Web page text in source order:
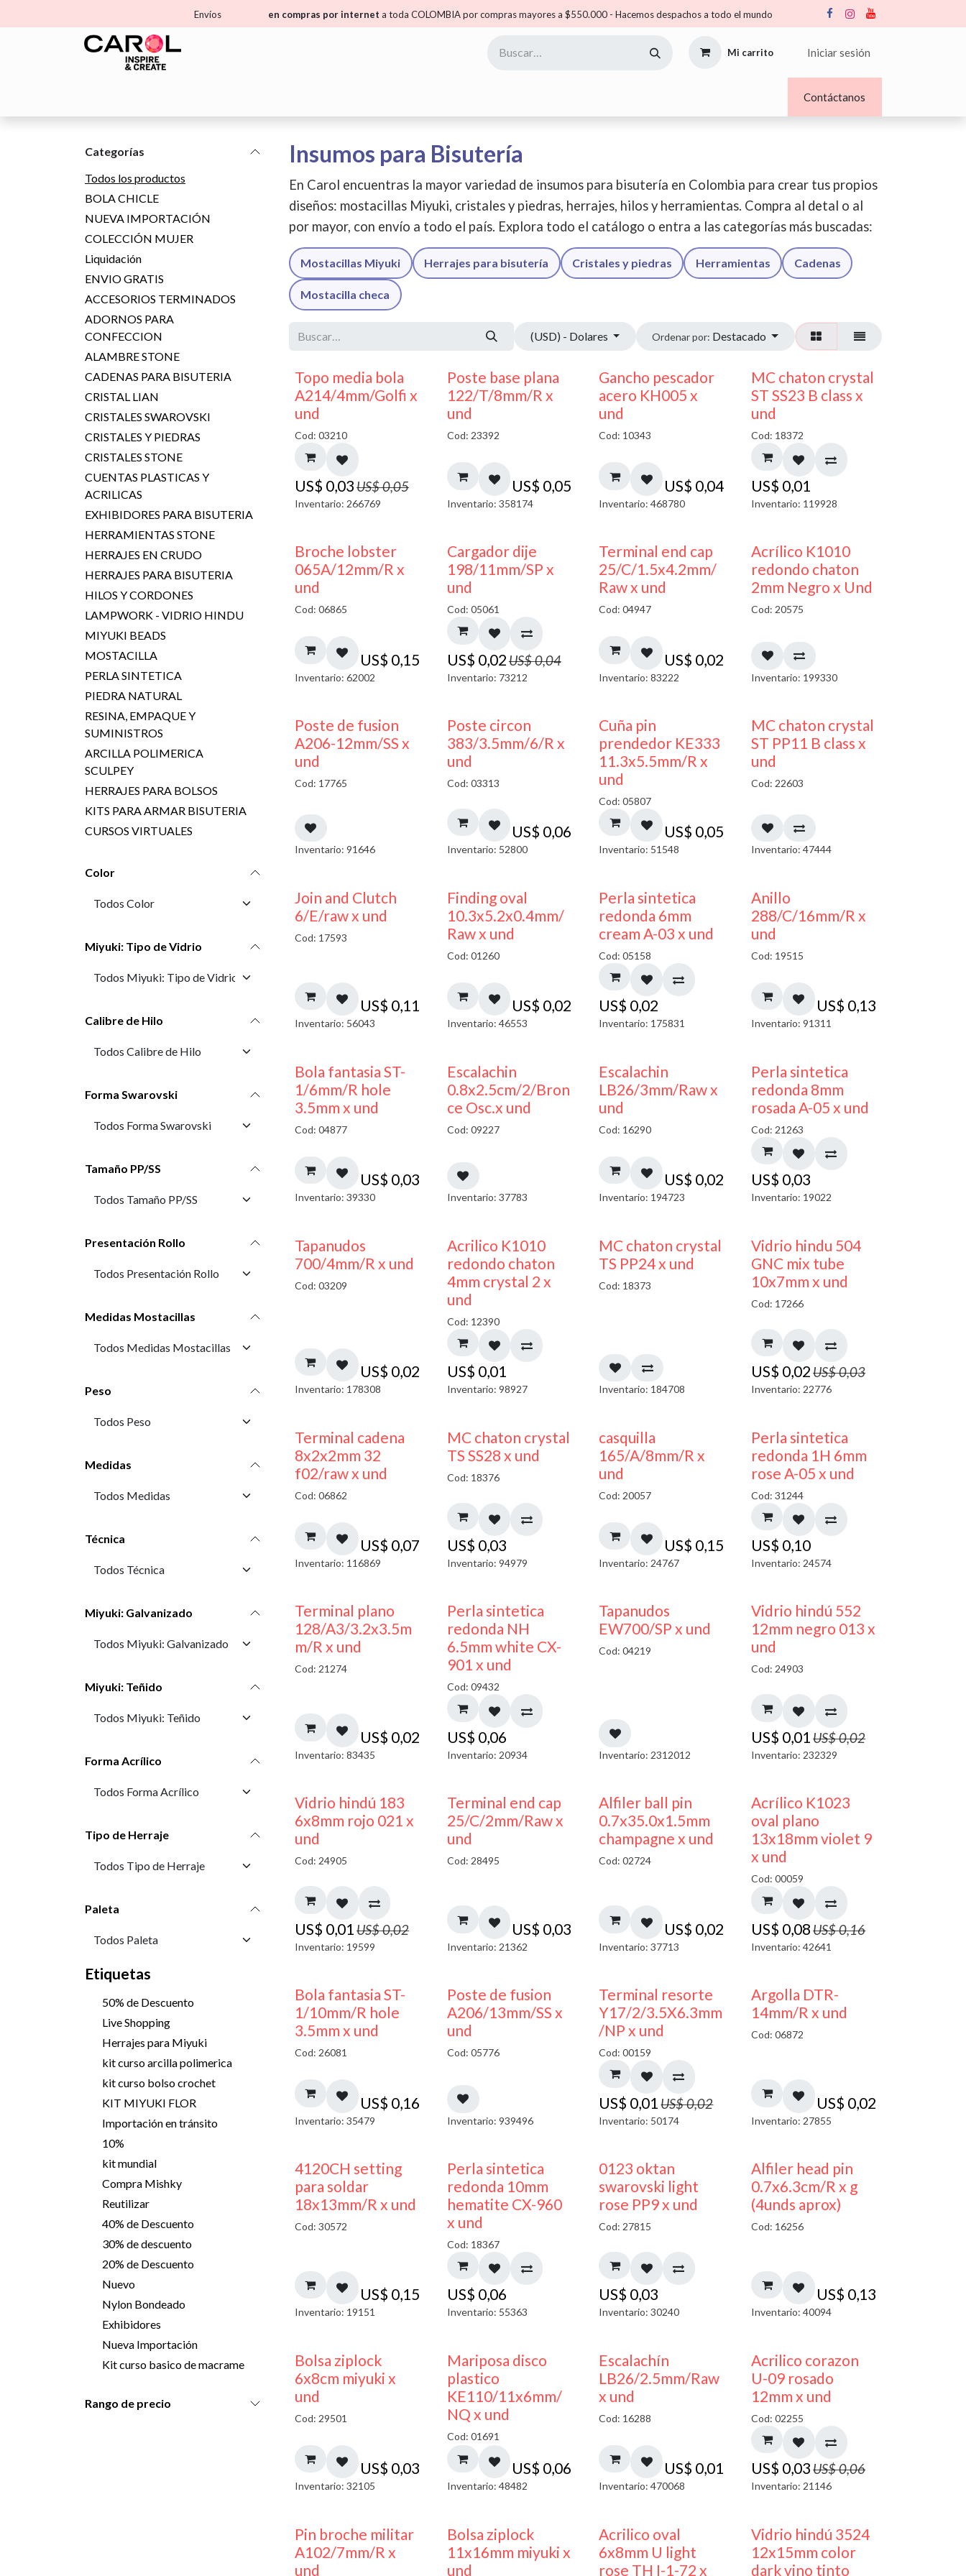
Envíos en compras por internet a toda COLOMBIA por compras mayores a $550.000 - Hacemos despachos a todo el mundo
Mi carrito Iniciar sesión
Contáctanos
Categorías
Todos los productos
BOLA CHICLE
NUEVA IMPORTACIÓN
COLECCIÓN MUJER
Liquidación
ENVIO GRATIS
ACCESORIOS TERMINADOS
ADORNOS PARA
CONFECCION
ALAMBRE STONE
CADENAS PARA BISUTERIA
CRISTAL LIAN
CRISTALES SWAROVSKI
CRISTALES Y PIEDRAS
CRISTALES STONE
CUENTAS PLASTICAS Y
ACRILICAS
EXHIBIDORES PARA BISUTERIA
HERRAMIENTAS STONE
HERRAJES EN CRUDO
HERRAJES PARA BISUTERIA
HILOS Y CORDONES
LAMPWORK - VIDRIO HINDU
MIYUKI BEADS
MOSTACILLA
PERLA SINTETICA
PIEDRA NATURAL
RESINA, EMPAQUE Y
SUMINISTROS
ARCILLA POLIMERICA
SCULPEY
HERRAJES PARA BOLSOS
KITS PARA ARMAR BISUTERIA
CURSOS VIRTUALES
Color
Miyuki: Tipo de Vidrio
Calibre de Hilo
Forma Swarovski
Tamaño PP/SS
Presentación Rollo
Medidas Mostacillas
Peso
Medidas
Técnica
Miyuki: Galvanizado
Miyuki: Teñido
Forma Acrílico
Tipo de Herraje
Paleta
Etiquetas
50% de Descuento
Live Shopping
Herrajes para Miyuki
kit curso arcilla polimerica
kit curso bolso crochet
KIT MIYUKI FLOR
Importación en tránsito
10%
kit mundial
Compra Mishky
Reutilizar
40% de Descuento
30% de descuento
20% de Descuento
Nuevo
Nylon Bondeado
Exhibidores
Nueva Importación
Kit curso basico de macrame
Rango de precio
Insumos para Bisutería
En Carol encuentras la mayor variedad de insumos para bisutería en Colombia para crear tus propios
diseños: mostacillas Miyuki, cristales y piedras, herrajes, hilos y herramientas. Compra al detal o al
por mayor, con envío a todo el país. Explora todo el catálogo o entra a las categorías más buscadas:
Mostacillas Miyuki Herrajes para bisutería Cristales y piedras Herramientas Cadenas
Mostacilla checa
(USD) - Dolares Ordenar por: Destacado
40% DESCUENTO
Topo media bola
A214/4mm/Golfi x
und
Cod: 03210
US$ 0,03US$0,05
Inventario: 266769
Poste base plana
122/T/8mm/R x
und
Cod: 23392
US$ 0,05
Inventario: 358174
Gancho pescador
acero KH005 x
und
Cod: 10343
US$ 0,04
Inventario: 468780
MC chaton crystal
ST SS23 B class x
und
Cod: 18372
US$ 0,01
Inventario: 119928
Broche lobster
065A/12mm/R x
und
Cod: 06865
US$ 0,15
Inventario: 62002
50% DESCUENTO
Cargador dije
198/11mm/SP x
und
Cod: 05061
US$ 0,02US$0,04
Inventario: 73212
Terminal end cap
25/C/1.5x4.2mm/
Raw x und
Cod: 04947
US$ 0,02
Inventario: 83222
50% DESCUENTO
Acrílico K1010
redondo chaton
2mm Negro x Und
Cod: 20575
Inventario: 199330
Poste de fusion
A206-12mm/SS x
und
Cod: 17765
Inventario: 91646
Poste circon
383/3.5mm/6/R x
und
Cod: 03313
US$ 0,06
Inventario: 52800
Cuña pin
prendedor KE333
11.3x5.5mm/R x
und
Cod: 05807
US$ 0,05
Inventario: 51548
MC chaton crystal
ST PP11 B class x
und
Cod: 22603
Inventario: 47444
Join and Clutch
6/E/raw x und
Cod: 17593
US$ 0,11
Inventario: 56043
Finding oval
10.3x5.2x0.4mm/
Raw x und
Cod: 01260
US$ 0,02
Inventario: 46553
Perla sintetica
redonda 6mm
cream A-03 x und
Cod: 05158
US$ 0,02
Inventario: 175831
Anillo
288/C/16mm/R x
und
Cod: 19515
US$ 0,13
Inventario: 91311
Bola fantasia ST-
1/6mm/R hole
3.5mm x und
Cod: 04877
US$ 0,03
Inventario: 39330
Escalachin
0.8x2.5cm/2/Bron
ce Osc.x und
Cod: 09227
Inventario: 37783
Escalachin
LB26/3mm/Raw x
und
Cod: 16290
US$ 0,02
Inventario: 194723
Perla sintetica
redonda 8mm
rosada A-05 x und
Cod: 21263
US$ 0,03
Inventario: 19022
Tapanudos
700/4mm/R x und
Cod: 03209
US$ 0,02
Inventario: 178308
50% DESCUENTO
Acrilico K1010
redondo chaton
4mm crystal 2 x
und
Cod: 12390
US$ 0,01
Inventario: 98927
MC chaton crystal
TS PP24 x und
Cod: 18373
Inventario: 184708
40% DESCUENTO
Vidrio hindu 504
GNC mix tube
10x7mm x und
Cod: 17266
US$ 0,02US$0,03
Inventario: 22776
Terminal cadena
8x2x2mm 32
f02/raw x und
Cod: 06862
US$ 0,07
Inventario: 116869
MC chaton crystal
TS SS28 x und
Cod: 18376
US$ 0,03
Inventario: 94979
casquilla
165/A/8mm/R x
und
Cod: 20057
US$ 0,15
Inventario: 24767
Perla sintetica
redonda 1H 6mm
rose A-05 x und
Cod: 31244
US$ 0,10
Inventario: 24574
Terminal plano
128/A3/3.2x3.5m
m/R x und
Cod: 21274
US$ 0,02
Inventario: 83435
Perla sintetica
redonda NH
6.5mm white CX-
901 x und
Cod: 09432
US$ 0,06
Inventario: 20934
50% DESCUENTO
Tapanudos
EW700/SP x und
Cod: 04219
Inventario: 2312012
40% DESCUENTO
Vidrio hindú 552
12mm negro 013 x
und
Cod: 24903
US$ 0,01 US$0,02
Inventario: 232329
40% DESCUENTO
Vidrio hindú 183
6x8mm rojo 021 x
und
Cod: 24905
US$ 0,01 US$0,02
Inventario: 19599
Terminal end cap
25/C/2mm/Raw x
und
Cod: 28495
US$ 0,03
Inventario: 21362
Alfiler ball pin
0.7x35.0x1.5mm
champagne x und
Cod: 02724
US$ 0,02
Inventario: 37713
50% DESCUENTO
Acrílico K1023
oval plano
13x18mm violet 9
x und
Cod: 00059
US$ 0,08US$0,16
Inventario: 42641
Bola fantasia ST-
1/10mm/R hole
3.5mm x und
Cod: 26081
US$ 0,16
Inventario: 35479
Poste de fusion
A206/13mm/SS x
und
Cod: 05776
Inventario: 939496
50% DESCUENTO
Terminal resorte
Y17/2/3.5X6.3mm
/NP x und
Cod: 00159
US$ 0,01 US$0,02
Inventario: 50174
Argolla DTR-
14mm/R x und
Cod: 06872
US$ 0,02
Inventario: 27855
4120CH setting
para soldar
18x13mm/R x und
Cod: 30572
US$ 0,15
Inventario: 19151
Perla sintetica
redonda 10mm
hematite CX-960
x und
Cod: 18367
US$ 0,06
Inventario: 55363
0123 oktan
swarovski light
rose PP9 x und
Cod: 27815
US$ 0,03
Inventario: 30240
Alfiler head pin
0.7x6.3cm/R x g
(4unds aprox)
Cod: 16256
US$ 0,13
Inventario: 40094
¡NUEVO!
Bolsa ziplock
6x8cm miyuki x
und
Cod: 29501
US$ 0,03
Inventario: 32105
Mariposa disco
plastico
KE110/11x6mm/
NQ x und
Cod: 01691
US$ 0,06
Inventario: 48482
Escalachín
LB26/2.5mm/Raw
x und
Cod: 16288
US$ 0,01
Inventario: 470068
50% DESCUENTO
Acrilico corazon
U-09 rosado
12mm x und
Cod: 02255
US$ 0,03US$0,06
Inventario: 21146
Pin broche militar
A102/7mm/R x
und
¡NUEVO!
Bolsa ziplock
11x16mm miyuki x
und
Acrilico oval
6x8mm U light
rose TH I-1-72 x
Vidrio hindú 3524
12x15mm color
dark vino tinto